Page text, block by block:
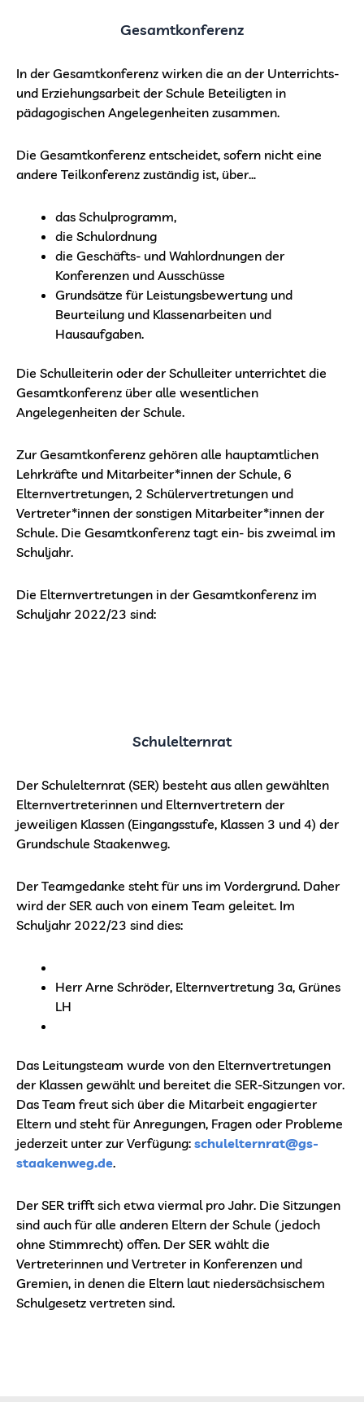
Gesamtkonferenz
In der Gesamtkonferenz wirken die an der Unterrichts-
und Erziehungsarbeit der Schule Beteiligten in
pädagogischen Angelegenheiten zusammen.
Die Gesamtkonferenz entscheidet, sofern nicht eine
andere Teilkonferenz zuständig ist, über…
das Schulprogramm,
die Schulordnung
die Geschäfts- und Wahlordnungen der
Konferenzen und Ausschüsse
Grundsätze für Leistungsbewertung und
Beurteilung und Klassenarbeiten und
Hausaufgaben.
Die Schulleiterin oder der Schulleiter unterrichtet die
Gesamtkonferenz über alle wesentlichen
Angelegenheiten der Schule.
Zur Gesamtkonferenz gehören alle hauptamtlichen
Lehrkräfte und Mitarbeiter*innen der Schule, 6
Elternvertretungen, 2 Schülervertretungen und
Vertreter*innen der sonstigen Mitarbeiter*innen der
Schule. Die Gesamtkonferenz tagt ein- bis zweimal im
Schuljahr.
Die Elternvertretungen in der Gesamtkonferenz im
Schuljahr 2022/23 sind:
Schulelternrat
Der Schulelternrat (SER) besteht aus allen gewählten
Elternvertreterinnen und Elternvertretern der
jeweiligen Klassen (Eingangsstufe, Klassen 3 und 4) der
Grundschule Staakenweg.
Der Teamgedanke steht für uns im Vordergrund. Daher
wird der SER auch von einem Team geleitet. Im
Schuljahr 2022/23 sind dies:
Herr Arne Schröder, Elternvertretung 3a, Grünes
LH
Das Leitungsteam wurde von den Elternvertretungen
der Klassen gewählt und bereitet die SER-Sitzungen vor.
Das Team freut sich über die Mitarbeit engagierter
Eltern und steht für Anregungen, Fragen oder Probleme
jederzeit unter zur Verfügung: schulelternrat@gs-
staakenweg.de.
Der SER trifft sich etwa viermal pro Jahr. Die Sitzungen
sind auch für alle anderen Eltern der Schule (jedoch
ohne Stimmrecht) offen. Der SER wählt die
Vertreterinnen und Vertreter in Konferenzen und
Gremien, in denen die Eltern laut niedersächsischem
Schulgesetz vertreten sind.